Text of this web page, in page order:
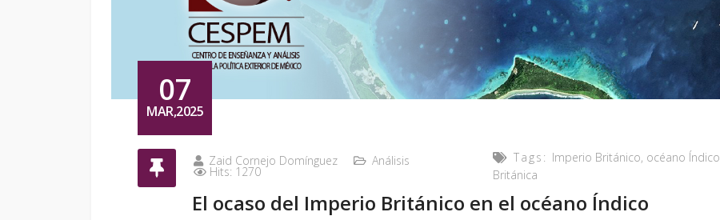
07
MAR,2025
Zaid Cornejo Domínguez Análisis
Hits: 1270
Tags: Imperio Británico, océano Índico
Británica
El ocaso del Imperio Británico en el océano Índico